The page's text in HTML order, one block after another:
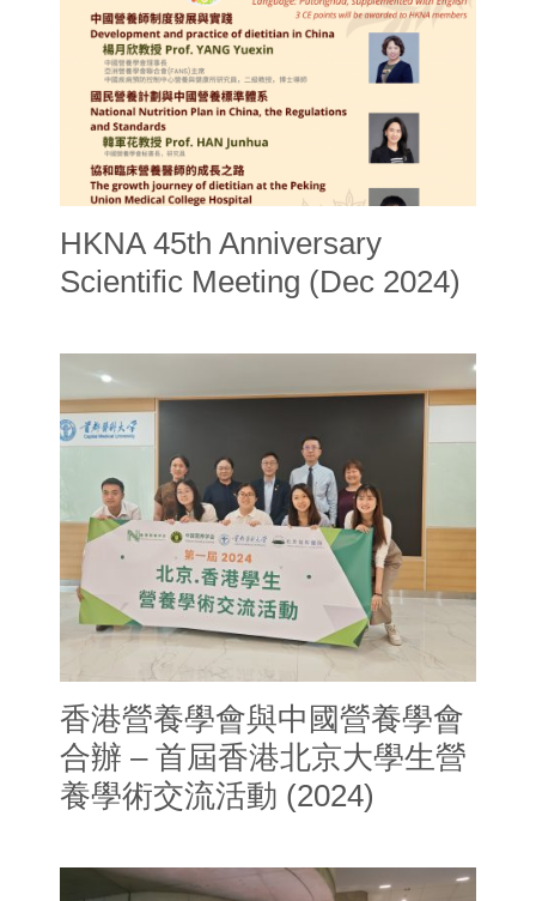
HKNA 45th Anniversary
Scientific Meeting (Dec 2024)
香港營養學會與中國營養學會
合辦 – 首屆香港北京大學生營
養學術交流活動 (2024)